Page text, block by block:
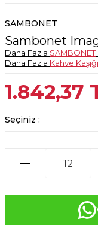
SAMBONET
Sambonet
Daha Fazla SAMBONET
Daha Fazla Kahve Kaşığı
1.842,37
Seçiniz :